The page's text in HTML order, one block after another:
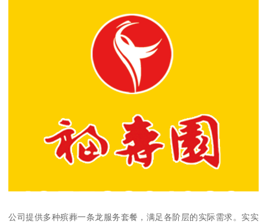
公司提供多种殡葬一条龙服务套餐，满足各阶层的实际需求。实实